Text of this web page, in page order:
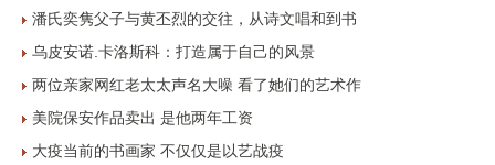
潘氏奕隽父子与黄丕烈的交往，从诗文唱和到书
乌皮安诺.卡洛斯科：打造属于自己的风景
两位亲家网红老太太声名大噪 看了她们的艺术作
美院保安作品卖出 是他两年工资
大疫当前的书画家 不仅仅是以艺战疫